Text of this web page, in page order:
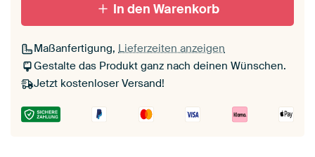
In den Warenkorb
Maßanfertigung, Lieferzeiten anzeigen
Gestalte das Produkt ganz nach deinen Wünschen.
Jetzt kostenloser Versand!